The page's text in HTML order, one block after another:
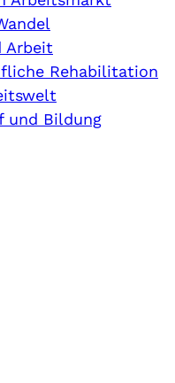
Arbeit
Rehabilitation
und Bildung